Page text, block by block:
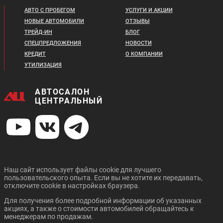
Цена от:
1 799 410 ₽
В кредит от:
24 551 ₽/мес.
Цена от:
1 998 410 ₽
1 819 310 ₽
В кредит от: 1 949 410 ₽
В кредит от:
26 597 ₽/мес.
SWM G01F
В кредит от:
35 452 ₽/мес.
В кредит от:
27 210 ₽/мес.
CHANGAN UNI-K
Цена от:
3 019 310 ₽
CHANGAN CS55 PLUS
CHANGAN UNI-T CHANGAN CS35 PLUS
NEW
АВТО С ПРОБЕГОМ
НОВЫЕ АВТОМОБИЛИ
ТРЕЙД-ИН
СПЕЦПРЕДЛОЖЕНИЯ
КРЕДИТ
УТИЛИЗАЦИЯ
УСЛУГИ И АКЦИИ
ОТЗЫВЫ
БЛОГ
НОВОСТИ
О КОМПАНИИ
АВТОСАЛОН
ЦЕНТРАЛЬНЫЙ
Наш сайт использует файлы cookie для лучшего
пользовательского опыта. Если вы не хотите их передавать,
отключите cookie в настройках браузера.
Для получения более подробной информации об указанных
акциях, а также о стоимости автомобилей обращайтесь к
менеджерам по продажам.